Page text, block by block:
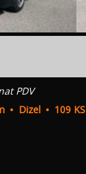
PDV
Dizel 109 KS